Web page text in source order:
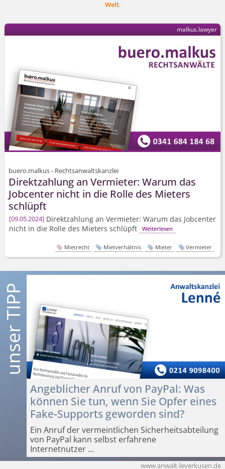
Welt.
buero.malkus - Rechtsanwaltskanzlei
Direktzahlung an Vermieter: Warum das
Jobcenter nicht in die Rolle des Mieters
schlüpft
09.05.2024 Direktzahlung an Vermieter: Warum das Jobcenter
nicht in die Rolle des Mieters schlüpft
Weiterlesen
malkus.lawyer
Mietrecht Mietverhältnis Mieter Vermieter
Angeblicher Anruf von PayPal: Was
können Sie tun, wenn Sie Opfer eines
Fake-Supports geworden sind?
Ein Anruf der vermeintlichen Sicherheits­abteilung
von PayPal kann selbst erfahrene
Internetnutzer...
www.anwalt-leverkusen.de